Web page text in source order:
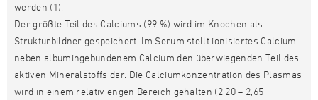
werden (1).
Der größte Teil des Calciums (99 %) wird im Knochen als
Strukturbildner gespeichert. Im Serum stellt ionisiertes Calcium
neben albumingebundenem Calcium den überwiegenden Teil des
aktiven Mineralstoffs dar. Die Calciumkonzentration des Plasmas
wird in einem relativ engen Bereich gehalten (2,20 – 2,65